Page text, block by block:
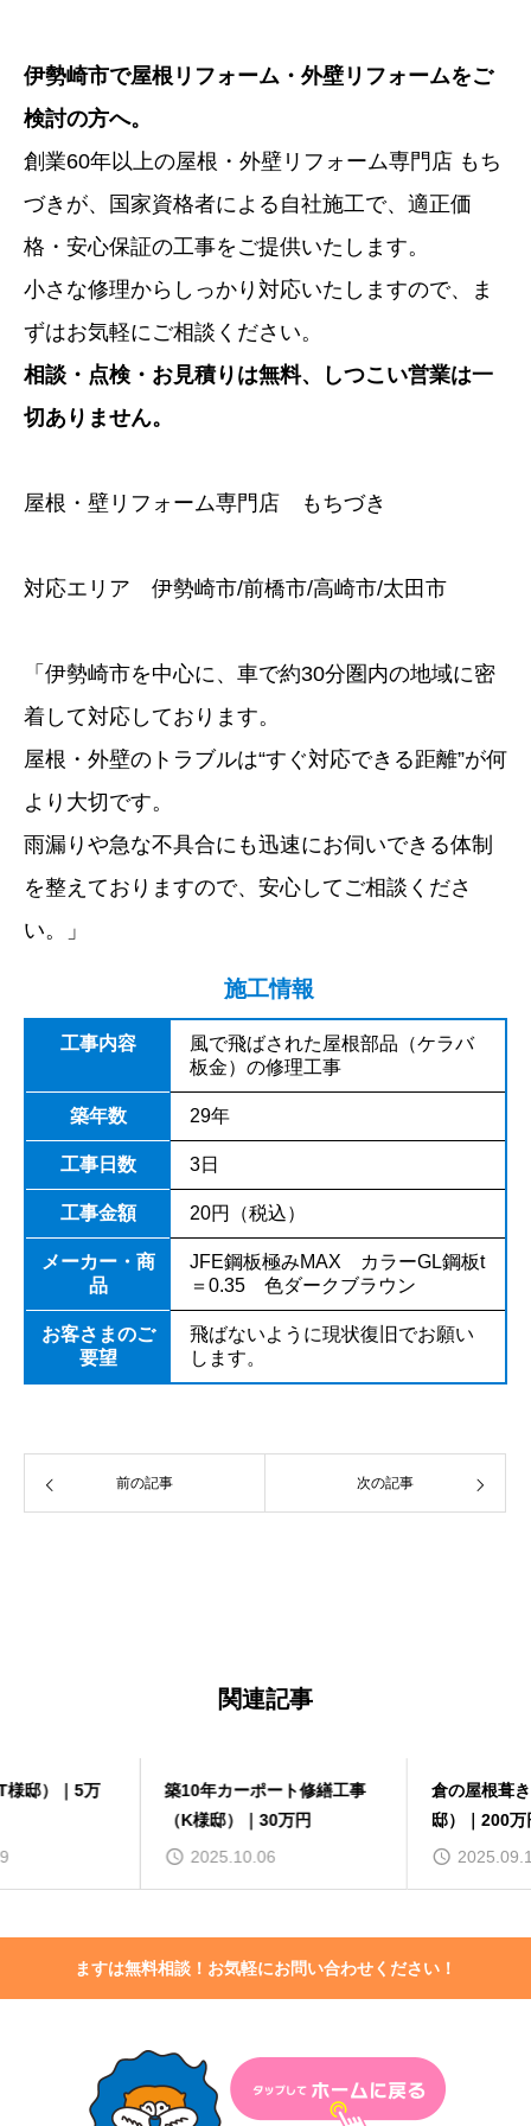
伊勢崎市で屋根リフォーム・外壁リフォームをご
検討の方へ。
創業60年以上の屋根・外壁リフォーム専門店 もち
づきが、国家資格者による自社施工で、適正価
格・安心保証の工事をご提供いたします。
小さな修理からしっかり対応いたしますので、ま
ずはお気軽にご相談ください。
相談・点検・お見積りは無料、しつこい営業は一
切ありません。
屋根・壁リフォーム専門店 もちづき
対応エリア 伊勢崎市/前橋市/高崎市/太田市
「伊勢崎市を中心に、車で約30分圏内の地域に密
着して対応しております。
屋根・外壁のトラブルは“すぐ対応できる距離”が何
より大切です。
雨漏りや急な不具合にも迅速にお伺いできる体制
を整えておりますので、安心してご相談くださ
い。」
施工情報
工事内容
風で飛ばされた屋根部品（ケラバ
板金）の修理工事
築年数 29年
工事日数 3日
工事金額 20円（税込）
メーカー・商
品
JFE鋼板極みMAX カラーGL鋼板t
＝0.35 色ダークブラウン
お客さまのご
要望
飛ばないように現状復旧でお願い
します。
前の記事 次の記事
関連記事
築10年カーポート修繕工事
倉の屋根葺き替え工事（O様
邸）｜200万円
ますは無料相談！お気軽にお問い合わせください！